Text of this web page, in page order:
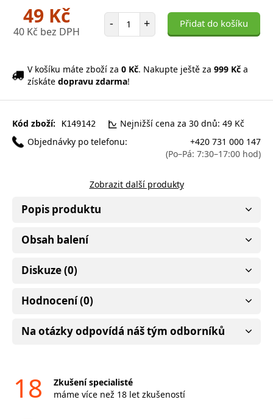
49 Kč
40 Kč bez DPH
- Počet položek
+ Přidat do košíku
V košíku máte zboží za 0 Kč. Nakupte ještě za 999 Kč a
získáte dopravu zdarma!
Kód zboží: K149142
Nejnižší cena za 30 dnů: 49 Kč
Objednávky po telefonu:
+420 731 000 147
(Po–Pá: 7:30–17:00 hod)
Zobrazit další produkty
Popis produktu
Obsah balení
Diskuze (0)
Hodnocení (0)
Na otázky odpovídá náš tým odborníků
18
Zkušení specialisté
máme více než 18 let zkušeností